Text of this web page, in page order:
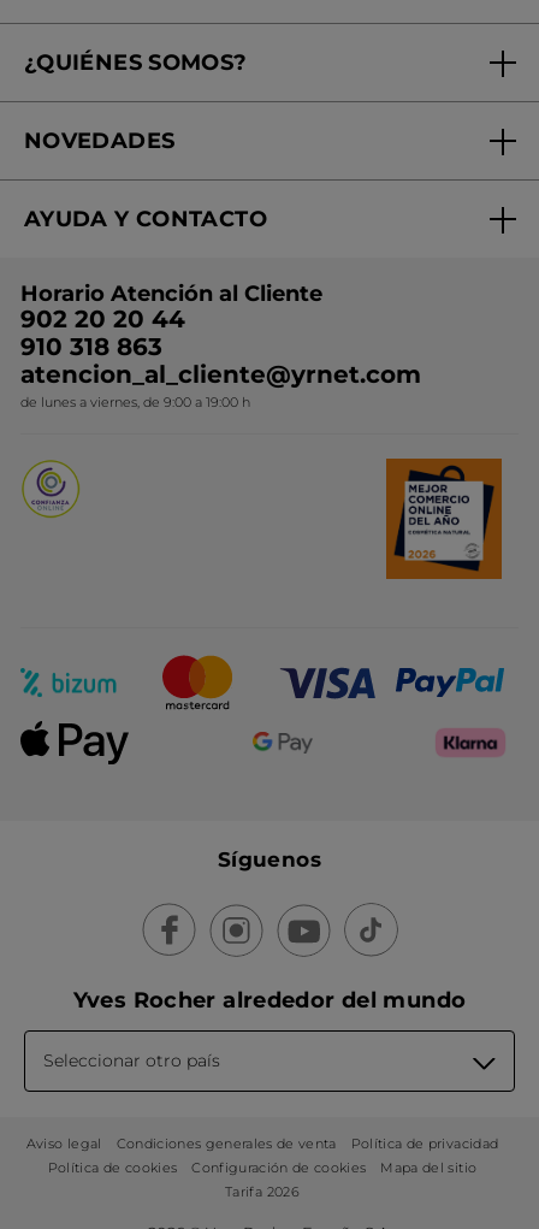
Tratamientos de Belleza
Mi club Yves Rocher
¿QUIÉNES SOMOS?
¿Quiénes somos?
Nuestros compromisos
Conviértete en Franquiciada
NOVEDADES
Rebajas
Ideas de Regalo
Colección Monoi
Novedades del mes
AYUDA Y CONTACTO
Contacto
Horario Atención al Cliente
902 20 20 44
910 318 863
atencion_al_cliente@yrnet.com
de lunes a viernes, de 9:00 a 19:00 h
Síguenos
Yves Rocher alrededor del mundo
Seleccionar otro país
Aviso legal Condiciones generales de venta
Política de privacidad
Política de cookies
Configuración de cookies
Mapa del sitio
Tarifa 2026